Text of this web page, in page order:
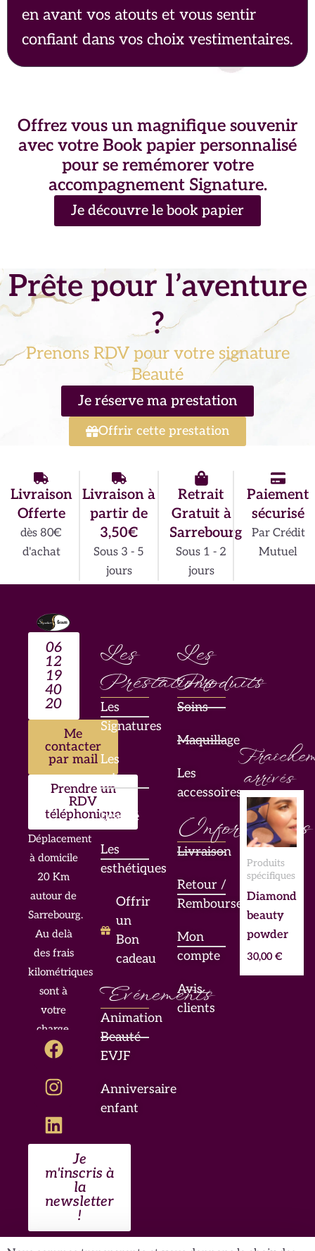
en avant vos atouts et vous sentir
confiant dans vos choix vestimentaires.
Offrez vous un magnifique souvenir
avec votre Book papier personnalisé
pour se remémorer votre
accompagnement Signature.
Je découvre le book papier
Prête pour l’aventure
?
Prenons RDV pour votre signature
Beauté
Je réserve ma prestation
Offrir cette prestation
Livraison
Offerte
dès 80€
d'achat
Livraison à
partir de
3,50€
Sous 3 - 5
jours
Retrait
Gratuit à
Sarrebourg
Sous 1 - 2
jours
Paiement
sécurisé
Par Crédit
Mutuel
06
12
19
40
20
Me
contacter
par mail
Prendre un
RDV
téléphonique
Déplacement
à domicile
20 Km
autour de
Sarrebourg.
Au delà
des frais
kilométriques
sont à
votre
charge.
F
a
c
e
b
o
k
I
n
s
t
a
g
a
L
i
n
k
e
d
n
Je
m'inscris à
la
newsletter
!
Les
Prestations
Les
Signatures
Les
mises
en
beauté
Les
esthétiques
Offrir
un
Bon
cadeau
Evénements
Animation
Beauté
EVJF
Anniversaire
enfant
Les
Produits
Soins
Maquillage
Les
accessoires
Informations
Livraison
Retour /
Remboursement
Mon
compte
Avis
clients
arrivés
Produits
spécifiques
Diamond
beauty
powder
30,00€